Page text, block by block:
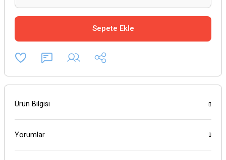
Sepete Ekle
Ürün Bilgisi
Yorumlar